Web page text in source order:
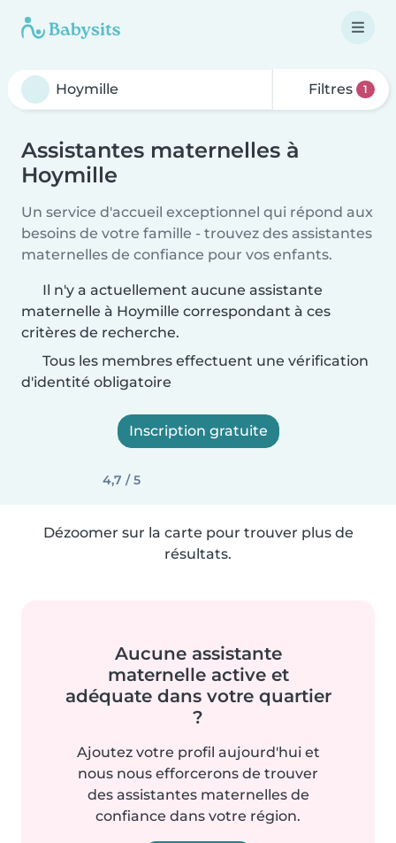
Filtres 1
Assistantes maternelles à
Hoymille
Un service d'accueil exceptionnel qui répond aux
besoins de votre famille - trouvez des assistantes
maternelles de confiance pour vos enfants.
Il n'y a actuellement aucune assistante
maternelle à Hoymille correspondant à ces
critères de recherche.
Tous les membres effectuent une vérification
d'identité obligatoire
Inscription gratuite
4,7 / 5
Dézoomer sur la carte pour trouver plus de
résultats.
Aucune assistante
maternelle active et
adéquate dans votre quartier
?
Ajoutez votre profil aujourd'hui et
nous nous efforcerons de trouver
des assistantes maternelles de
confiance dans votre région.